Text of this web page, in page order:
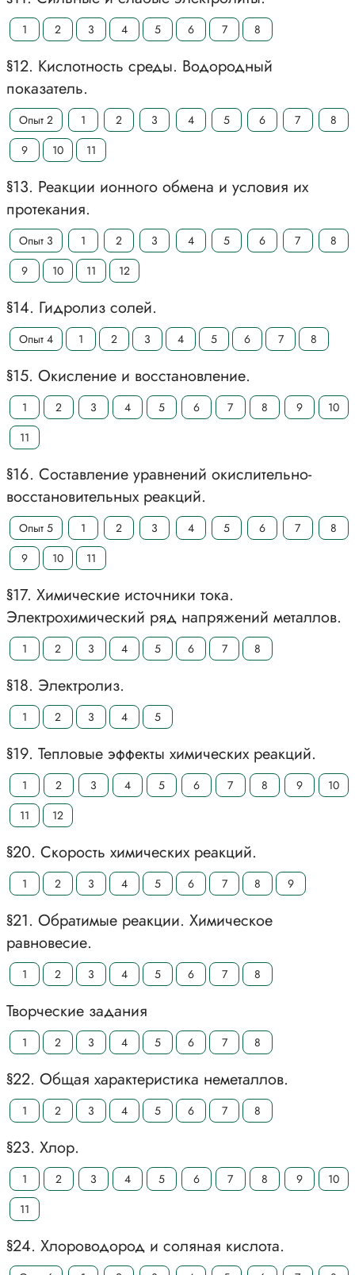
1 2 3 4 5 6 7 8
§12. Кислотность среды. Водородный
показатель.
Опыт 2 1 2 3 4 5 6 7
8
9
10 11
§13. Реакции ионного обмена и условия их
протекания.
Опыт 3 1 2 3 4 5 6 7
8
9
10 11 12
§14. Гидролиз солей.
Опыт 4 1 2 3 4 5 6 7 8
§15. Окисление и восстановление.
1 2 3 4 5 6 7 8 9
10
11
§16. Составление уравнений окислительно-
восстановительных реакций.
Опыт 5 1 2 3 4 5 6 7
8
9
10 11
§17. Химические источники тока.
Электрохимический ряд напряжений металлов.
1 2 3 4 5 6 7 8
§18. Электролиз.
1 2 3 4 5
§19. Тепловые эффекты химических реакций.
1 2 3 4 5 6 7 8 9
10
11
12
§20. Скорость химических реакций.
1 2 3 4 5 6 7 8 9
§21. Обратимые реакции. Химическое
равновесие.
1 2 3 4 5 6 7 8
Творческие задания
1 2 3 4 5 6 7 8
§22. Общая характеристика неметаллов.
1 2 3 4 5 6 7 8
§23. Хлор.
1 2 3 4 5 6 7 8 9
10
11
§24. Хлороводород и соляная кислота.